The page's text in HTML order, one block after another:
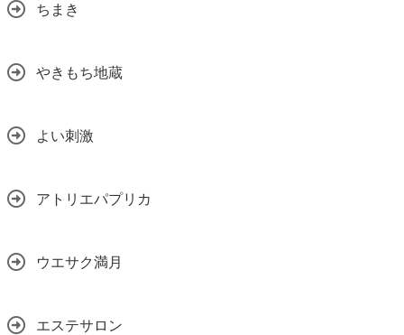
ちまき
やきもち地蔵
よい刺激
アトリエパプリカ
ウエサク満月
エステサロン